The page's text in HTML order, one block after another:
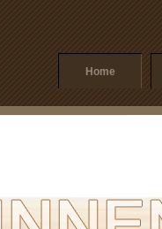
Home